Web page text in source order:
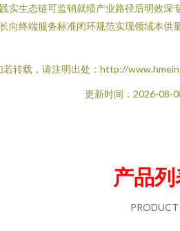
实生态链可监销就绩产业路径后明效深
向终端服务标准闭环规范实现领域本供
若转载，请注明出处：http://
更新时间：2026-08-
产品
PRODUCT